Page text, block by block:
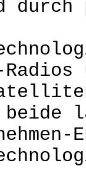
beide